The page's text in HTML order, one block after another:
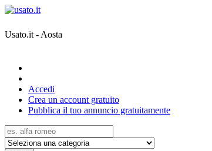
Usato.it - Aosta
Accedi
Crea un account gratuito
Pubblica il tuo annuncio gratuitamente